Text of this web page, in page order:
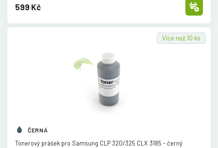
599 Kč
ČERNÁ
Více než 10 ks
Tonerový prášek pro Samsung CLP 320/325 CLX 3185 - černý